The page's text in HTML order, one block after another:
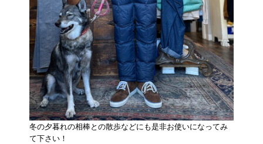
冬の夕暮れの相棒との散歩などにも是非お使いになってみ
て下さい！